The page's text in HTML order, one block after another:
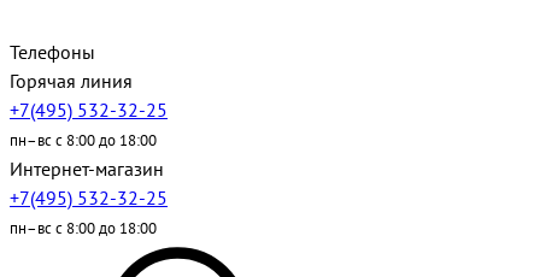
Телефоны
Горячая линия
+7(495) 532-32-25
пн–вс с 8:00 до 18:00
Интернет-магазин
+7(495) 532-32-25
пн–вс с 8:00 до 18:00